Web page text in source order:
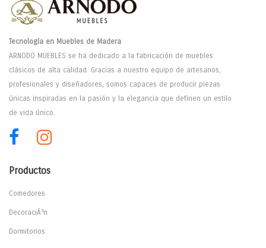
Tecnología en Muebles de Madera
ARNODO MUEBLES se ha dedicado a la fabricación de muebles
clásicos de alta calidad. Gracias a nuestro equipo de artesanos,
profesionales y diseñadores, somos capaces de producir piezas
únicas inspiradas en la pasión y la elegancia que definen un estilo
de vida único.
Productos
Comedores
DecoraciÃ³n
Dormitorios